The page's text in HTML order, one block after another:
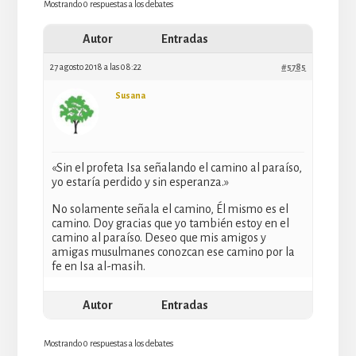
Mostrando 0 respuestas a los debates
Autor Entradas
27 agosto 2018 a las 08:22 #5785
Susana
«Sin el profeta Isa señalando el camino al paraíso,
yo estaría perdido y sin esperanza.»
No solamente señala el camino, Él mismo es el
camino. Doy gracias que yo también estoy en el
camino al paraíso. Deseo que mis amigos y
amigas musulmanes conozcan ese camino por la
fe en Isa al-masih.
Autor Entradas
Mostrando 0 respuestas a los debates